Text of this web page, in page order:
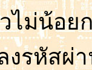
ไม่น้อย
งรหัสผ่